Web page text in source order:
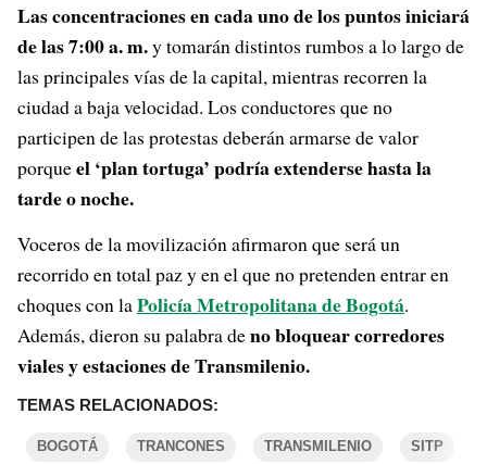
Las concentraciones en cada uno de los puntos iniciará
de las 7:00 a. m.y tomarán distintos rumbos a lo largo de
las principales vías de la capital, mientras recorren la
ciudad a baja velocidad. Los conductores que no
participen de las protestas deberán armarse de valor
porqueel ‘plan tortuga’ podría extenderse hasta la
tarde o noche.
Voceros de la movilización afirmaron que será un
recorrido en total paz y en el que no pretenden entrar en
choques con laPolicía Metropolitana de Bogotá.
Además, dieron su palabra deno bloquear corredores
viales y estaciones de Transmilenio.
TEMAS RELACIONADOS:
BOGOTÁ TRANCONES TRANSMILENIO SITP